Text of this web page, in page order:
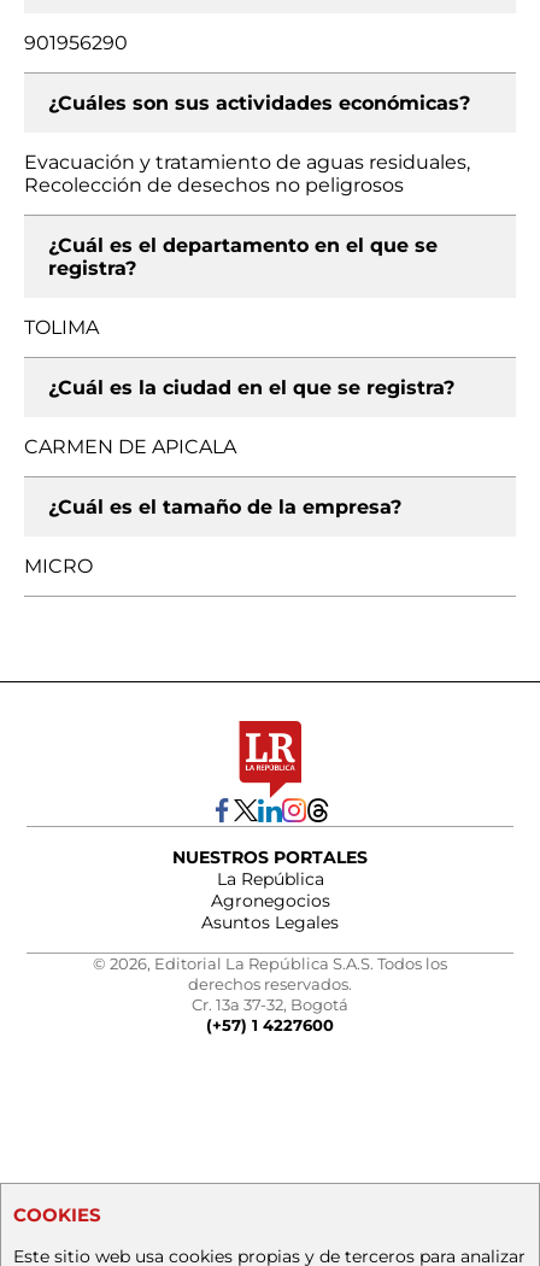
901956290
¿Cuáles son sus actividades económicas?
Evacuación y tratamiento de aguas residuales,
Recolección de desechos no peligrosos
¿Cuál es el departamento en el que se
registra?
TOLIMA
¿Cuál es la ciudad en el que se registra?
CARMEN DE APICALA
¿Cuál es el tamaño de la empresa?
MICRO
NUESTROS PORTALES
La República
Agronegocios
Asuntos Legales
© 2026, Editorial La República S.A.S. Todos los
derechos reservados.
Cr. 13a 37-32, Bogotá
(+57) 1 4227600
COOKIES
Este sitio web usa cookies propias y de terceros para analizar